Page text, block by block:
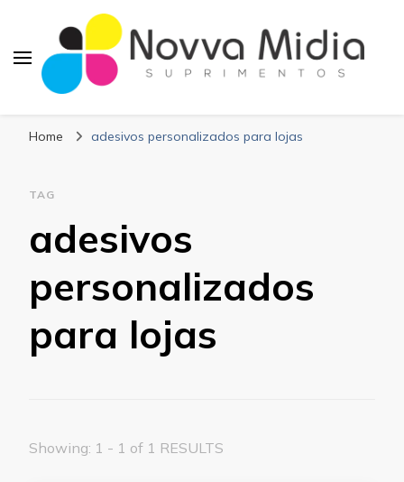
Suprimentos
Home adesivos personalizados para lojas
TAG
adesivos
personalizados
para lojas
Showing: 1 - 1 of 1 RESULTS